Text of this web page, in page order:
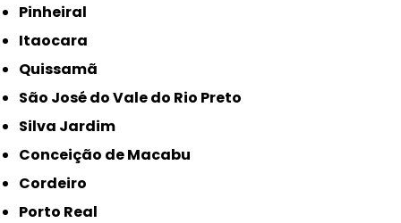
Pinheiral
Itaocara
Quissamã
São José do Vale do Rio Preto
Silva Jardim
Conceição de Macabu
Cordeiro
Porto Real